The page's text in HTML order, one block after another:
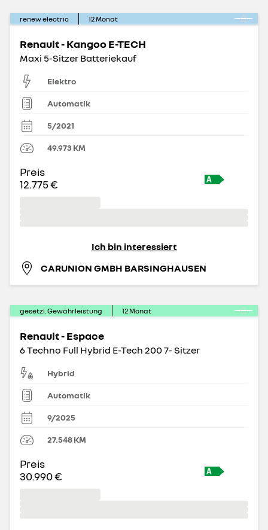
renew electric 12Monat
Renault - Kangoo E-TECH
Maxi 5-Sitzer Batteriekauf
Elektro
Automatik
5/2021
49.973 KM
Preis
12.775 €
Ich bin interessiert
CARUNION GMBH BARSINGHAUSEN
gesetzl. Gewährleistung 12Monat
Renault - Espace
6 Techno Full Hybrid E-Tech 200 7- Sitzer
Hybrid
Automatik
9/2025
27.548KM
Preis
30.990 €